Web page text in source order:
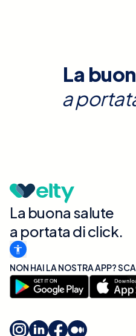
La
a
La buona salute
a portata di click.
NON HAI LA NOSTRA APP?